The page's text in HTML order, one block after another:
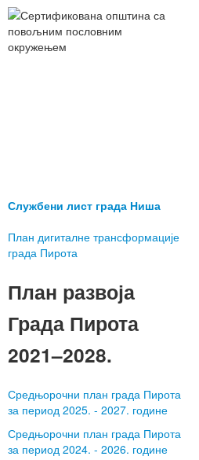
Службени лист града Ниша
План дигиталне трансформације
града Пирота
План развоја
Града Пирота
2021–2028.
Средњорочни план града Пирота
за период 2025. - 2027. године
Средњорочни план града Пирота
за период 2024. - 2026. године